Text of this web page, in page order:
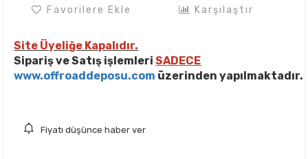
Favorilere Ekle Karşılaştır
Site Üyeliğe Kapalıdır.
Sipariş ve Satış işlemleriSADECE
www.offroaddeposu.com üzerinden yapılmaktadır.
Fiyatı düşünce haber ver